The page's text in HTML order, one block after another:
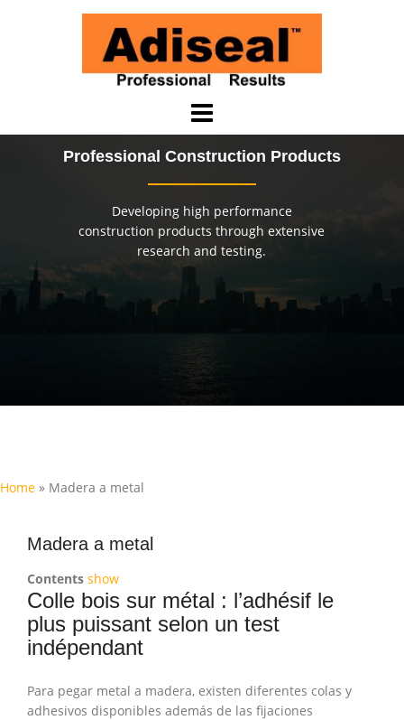
Professional Construction Products
Developing high performance
construction products through extensive
research and testing.
Home » Madera a metal
Madera a metal
Contents show
Colle bois sur métal : l’adhésif le
plus puissant selon un test
indépendant
Para pegar metal a madera, existen diferentes colas y
adhesivos disponibles además de las fijaciones